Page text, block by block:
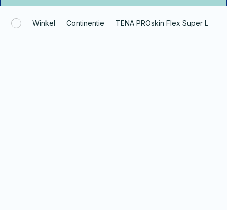
Winkel Continentie TENA PROskin Flex Super L